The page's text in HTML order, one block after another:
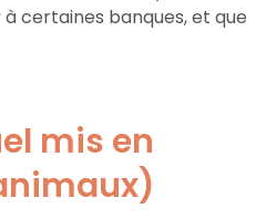
certaines banques, et que
mis en